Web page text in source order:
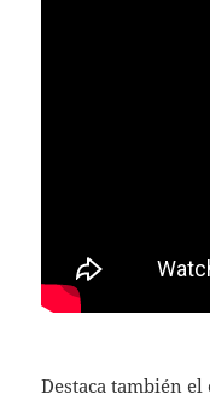
Destaca también